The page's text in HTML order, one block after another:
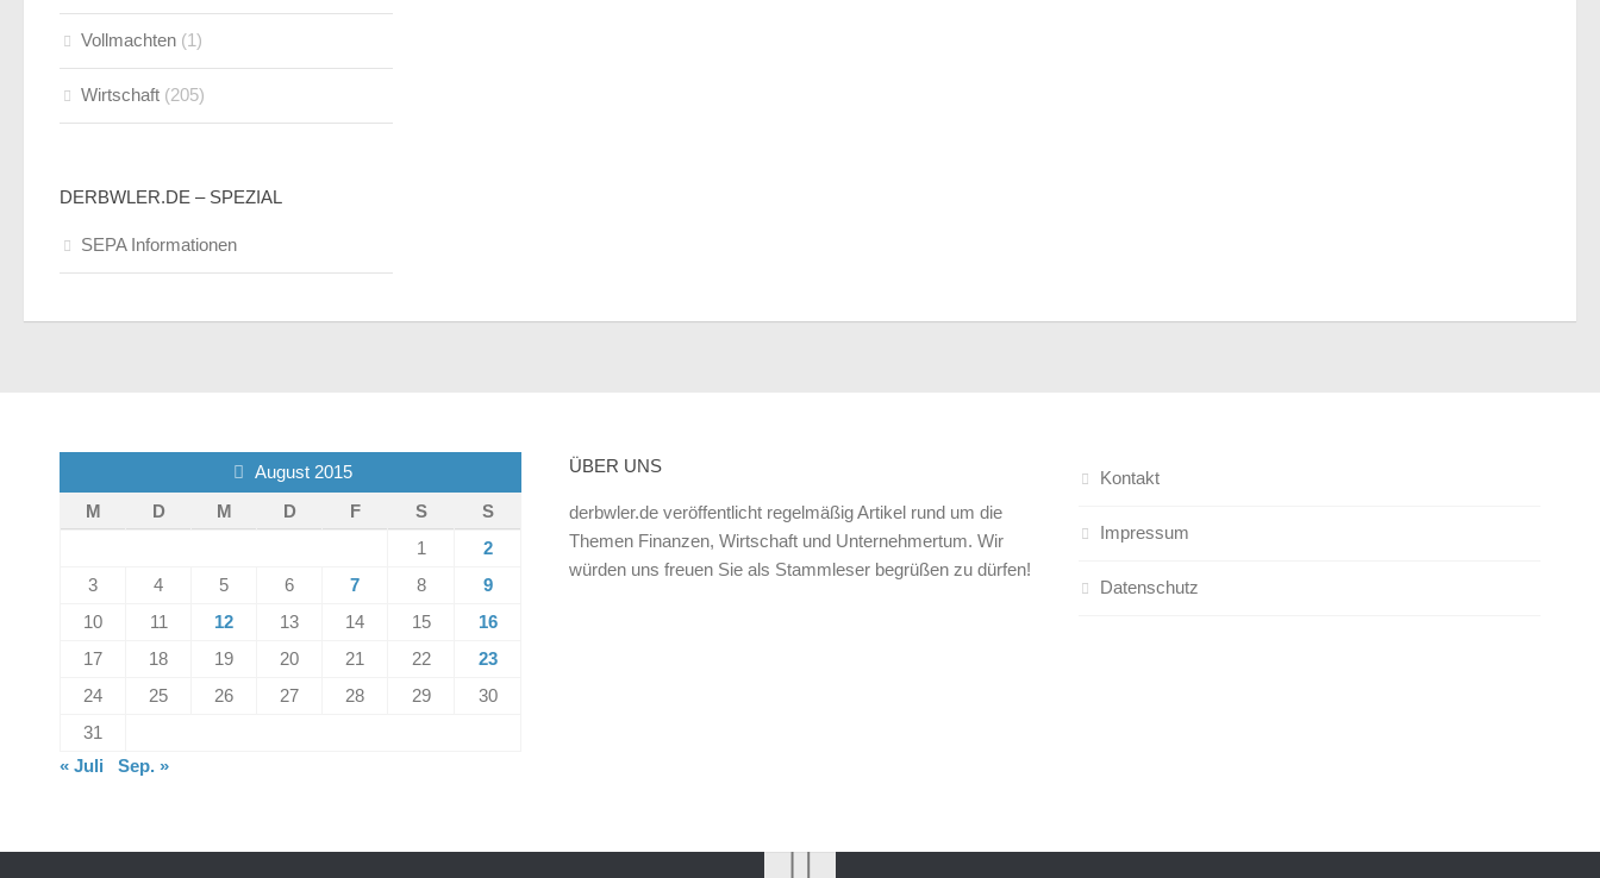
Vollmachten (1)
Wirtschaft (205)
DERBWLER.DE – SPEZIAL
SEPA Informationen
August 2015
M
D M D F S
S
1
2
3
4 5 6 7 8
9
10
11 12 13 14 15
16
17
18 19 20 21 22
23
24
25 26 27 28 29
30
31
« Juli
Sep. »
ÜBER UNS
derbwler.de veröffentlicht regelmäßig Artikel rund um die
Themen Finanzen, Wirtschaft und Unternehmertum. Wir
würden uns freuen Sie als Stammleser begrüßen zu dürfen!
Kontakt
Impressum
Datenschutz